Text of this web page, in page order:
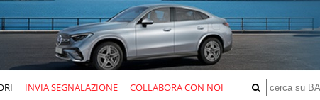
INVIA SEGNALAZIONE COLLABORA CON NOI